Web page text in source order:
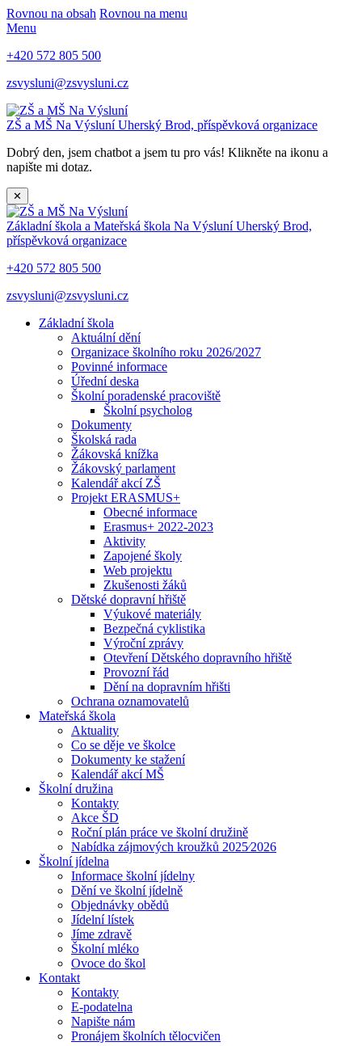
Rovnou na obsah Rovnou na menu
Menu
+420 572 805 500
zsvysluni@zsvysluni.cz
ZŠ a MŠ Na VýsluníUherský Brod, příspěvková organizace
Dobrý den, jsem chatbot a jsem tu pro vás! Klikněte na ikonu a
napište mi dotaz.
✕
Základní škola a Mateřská škola Na VýsluníUherský Brod,
příspěvková organizace
+420 572 805 500
zsvysluni@zsvysluni.cz
Základní škola
Aktuální dění
Organizace školního roku 2026/2027
Povinné informace
Úřední deska
Školní poradenské pracoviště
Školní psycholog
Dokumenty
Školská rada
Žákovská knížka
Žákovský parlament
Kalendář akcí ZŠ
Projekt ERASMUS+
Obecné informace
Erasmus+ 2022-2023
Aktivity
Zapojené školy
Web projektu
Zkušenosti žáků
Dětské dopravní hřiště
Výukové materiály
Bezpečná cyklistika
Výroční zprávy
Otevření Dětského dopravního hřiště
Provozní řád
Dění na dopravním hřišti
Ochrana oznamovatelů
Mateřská škola
Aktuality
Co se děje ve školce
Dokumenty ke stažení
Kalendář akcí MŠ
Školní družina
Kontakty
Akce ŠD
Roční plán práce ve školní družině
Nabídka zájmových kroužků 2025⁄2026
Školní jídelna
Informace školní jídelny
Dění ve školní jídelně
Objednávky obědů
Jídelní lístek
Jíme zdravě
Školní mléko
Ovoce do škol
Kontakt
Kontakty
E-podatelna
Napište nám
Pronájem školních tělocvičen